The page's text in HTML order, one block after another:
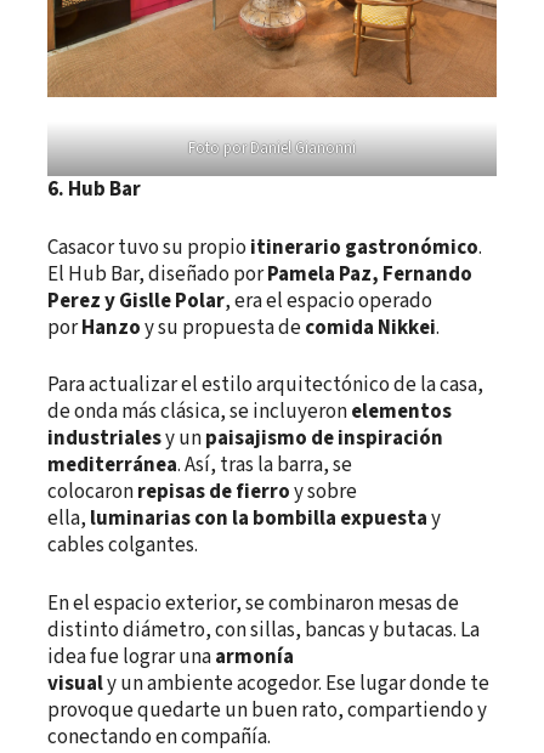
Foto por Daniel Gianonni
6. Hub Bar
Casacor tuvo su propio itinerario gastronómico.
El Hub Bar, diseñado porPamela Paz, Fernando
Perez y Gislle Polar, era el espacio operado
porHanzoy su propuesta decomida Nikkei.
Para actualizar el estilo arquitectónico de la casa,
de onda más clásica, se incluyeronelementos
industrialesy unpaisajismo de inspiración
mediterránea. Así, tras la barra, se
colocaronrepisas de fierroy sobre
ella, luminarias con la bombilla expuestay
cables colgantes.
En el espacio exterior, se combinaron mesas de
distinto diámetro, con sillas, bancas y butacas. La
idea fue lograr unaarmonía
visualy un ambiente acogedor. Ese lugar donde te
provoque quedarte un buen rato, compartiendo y
conectando en compañía.